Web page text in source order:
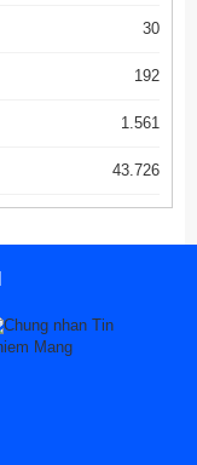
30
192
1.561
43.726